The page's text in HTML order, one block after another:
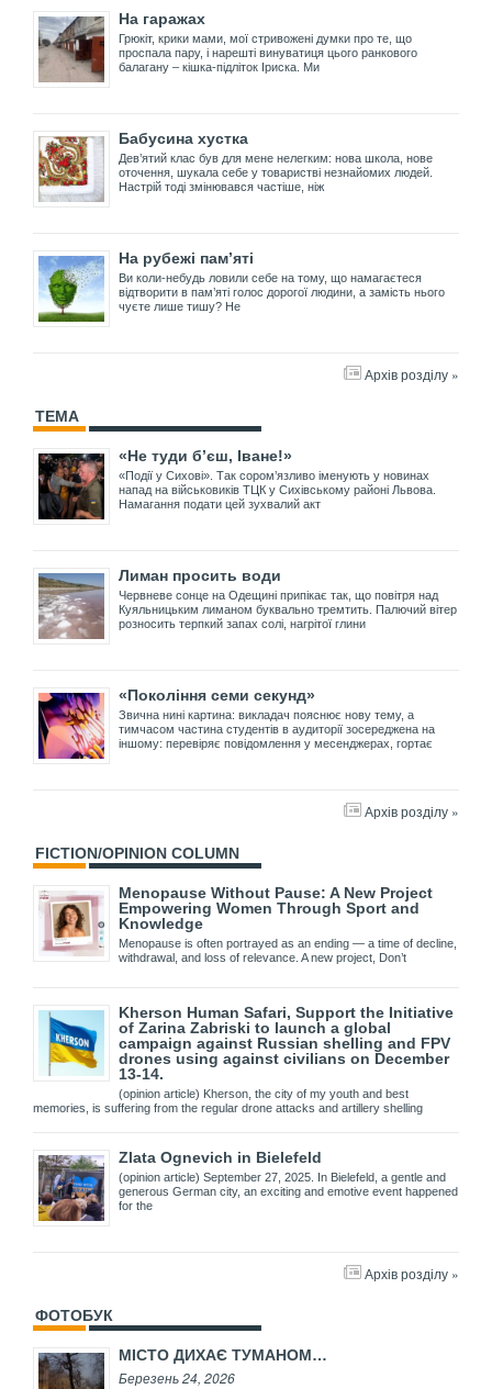
На гаражах
Грюкіт, крики мами, мої стривожені думки про те, що
проспала пару, і нарешті винуватиця цього ранкового
балагану – кішка-підліток Іриска. Ми
Бабусина хустка
Дев’ятий клас був для мене нелегким: нова школа, нове
оточення, шукала себе у товаристві незнайомих людей.
Настрій тоді змінювався частіше, ніж
На рубежі пам’яті
Ви коли-небудь ловили себе на тому, що намагаєтеся
відтворити в пам’яті голос дорогої людини, а замість нього
чуєте лише тишу? Не
Архів розділу »
ТЕМА
«Не туди б’єш, Іване!»
«Події у Сихові». Так сором’язливо іменують у новинах
напад на військовиків ТЦК у Сихівському районі Львова.
Намагання подати цей зухвалий акт
Лиман просить води
Червневе сонце на Одещині припікає так, що повітря над
Куяльницьким лиманом буквально тремтить. Палючий вітер
розносить терпкий запах солі, нагрітої глини
«Покоління семи секунд»
Звична нині картина: викладач пояснює нову тему, а
тимчасом частина студентів в аудиторії зосереджена на
іншому: перевіряє повідомлення у месенджерах, гортає
Архів розділу »
FICTION/OPINION COLUMN
Menopause Without Pause: A New Project
Empowering Women Through Sport and
Knowledge
Menopause is often portrayed as an ending — a time of decline,
withdrawal, and loss of relevance. A new project, Don’t
Kherson Human Safari, Support the Initiative
of Zarina Zabriski to launch a global
campaign against Russian shelling and FPV
drones using against civilians on December
13-14.
(opinion article) Kherson, the city of my youth and best
memories, is suffering from the regular drone attacks and artillery shelling
Zlata Ognevich in Bielefeld
(opinion article) September 27, 2025. In Bielefeld, a gentle and
generous German city, an exciting and emotive event happened
for the
Архів розділу »
ФОТОБУК
МІСТО ДИХАЄ ТУМАНОМ…
Березень 24, 2026